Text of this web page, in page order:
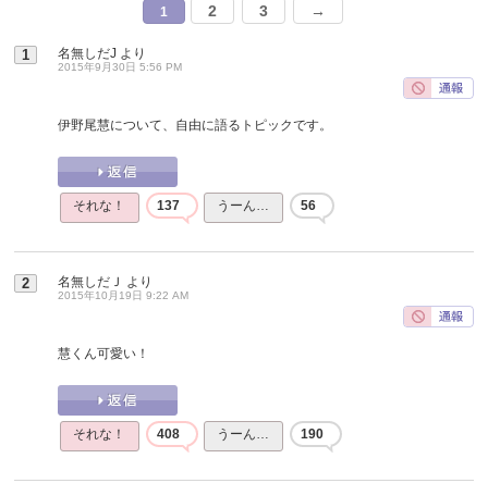
1 2 3 →
1 名無しだJ より
2015年9月30日 5:56 PM
伊野尾慧について、自由に語るトピックです。
それな！ 137 うーん… 56
2 名無しだＪ より
2015年10月19日 9:22 AM
慧くん可愛い！
それな！ 408 うーん… 190